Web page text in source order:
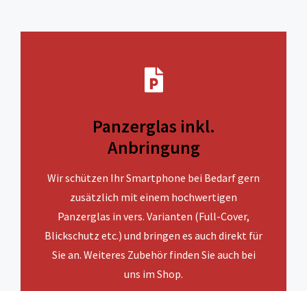
Panzerglas inkl.
Anbringung
Wir schützen Ihr Smartphone bei Bedarf gern
zusätzlich mit einem hochwertigen
Panzerglas in vers. Varianten (Full-Cover,
Blickschutz etc.) und bringen es auch direkt für
Sie an. Weiteres Zubehör finden Sie auch bei
uns im Shop.